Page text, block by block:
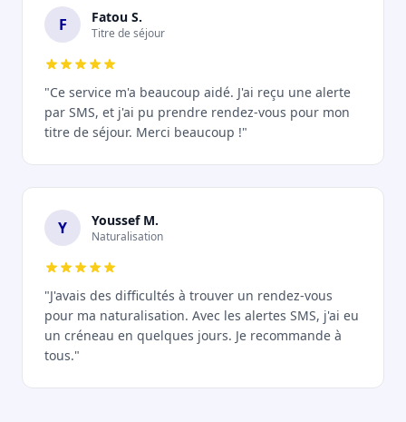
F Fatou S.
Titre de séjour
"Ce service m'a beaucoup aidé. J'ai reçu une alerte
par SMS, et j'ai pu prendre rendez-vous pour mon
titre de séjour. Merci beaucoup !"
Y Youssef M.
Naturalisation
"J'avais des difficultés à trouver un rendez-vous
pour ma naturalisation. Avec les alertes SMS, j'ai eu
un créneau en quelques jours. Je recommande à
tous."